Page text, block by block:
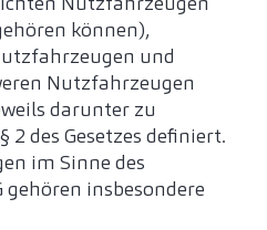
können),
und
Nutzfahrzeugen
darunter zu
2 des Gesetzes definiert.
im Sinne des
gehören insbesondere